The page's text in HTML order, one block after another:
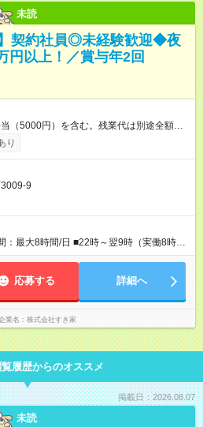
未読
】契約社員◎未経験歓迎◆夜
円以上！／賞与年2回
（5000円）を含む。残業代は別途全額支
、残業時間等により変動します。 ※想定
大4回昇給のチャンスあり ※賞与年2回支給
り
9
：最大8時間/日 ■22時～翌9時（実働8時
も一例です。店舗により、時間が前後す
す。 ★各店舗のサポートのために本社に
応募する 詳細へ
業名 株式会社すき家
履歴からのオススメ
掲載日：2026.08.07
未読